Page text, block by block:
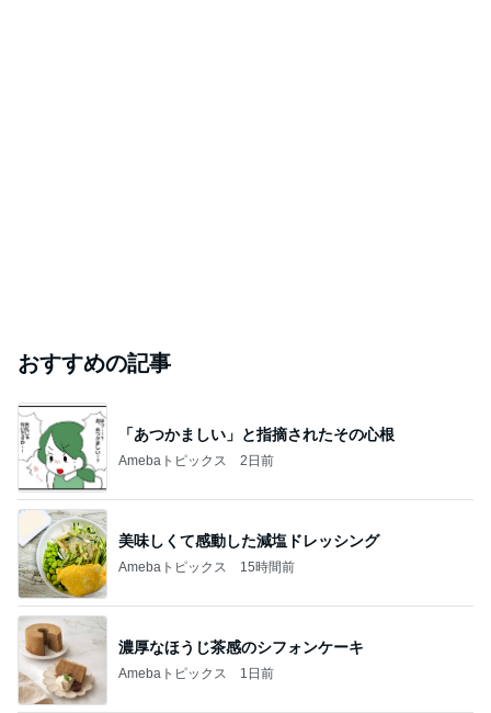
おすすめの記事
「あつかましい」と指摘されたその心根
Amebaトピックス 2日前
美味しくて感動した減塩ドレッシング
Amebaトピックス 15時間前
濃厚なほうじ茶感のシフォンケーキ
Amebaトピックス 1日前